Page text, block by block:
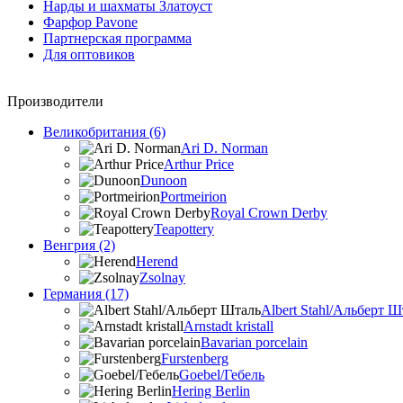
Нарды и шахматы Златоуст
Фарфор Pavone
Партнерская программа
Для оптовиков
Производители
Великобритания (6)
Ari D. Norman
Arthur Price
Dunoon
Portmeirion
Royal Crown Derby
Teapottery
Венгрия (2)
Herend
Zsolnay
Германия (17)
Albert Stahl/Альбеpт
Arnstadt kristall
Bavarian porcelain
Furstenberg
Goebel/Гебель
Hering Berlin